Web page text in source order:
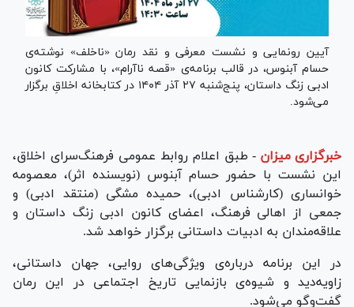
آیین رونمایی و نشست معرفی و نقد رمان «ناخلف» نوشته‌ی
حسام آبنوس، در قالب برنامه‌ی «قصه ناآرام»، با مشارکت کانون
ادبی زنگ داستان، پنج‌شنبه ۲۷ آذر ۱۴۰۴ در کتابخانه اخلاقِ برگزار
می‌شود.
خبرگزاری میزان - طبق اعلام روابط عمومی فرهنگ‌سرای اخلاق،
این نشست با حضور حسام آبنوس (نویسنده اثر)، معصومه
خوانساری (کارشناس ادبی)، حمیده مشگی (منتقد ادبی) و
جمعی از اهالی فرهنگ، اعضای کانون ادبی زنگ داستان و
علاقه‌مندان به ادبیات داستانی برگزار خواهد شد.
در این برنامه درباره‌ی ویژگی‌های روایی، جهان داستانی،
زاویه‌دید و شیوه‌ی بازنمایی تاریخ اجتماعی در این رمان
گفت‌وگو می‌شود.